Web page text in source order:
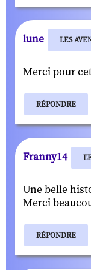
lune LES
Merci pour
RÉPONDRE
Franny14
Une belle
Merci
RÉPONDRE